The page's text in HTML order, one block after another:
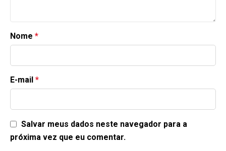
Nome *
E-mail *
Salvar meus dados neste navegador para a
próxima vez que eu comentar.